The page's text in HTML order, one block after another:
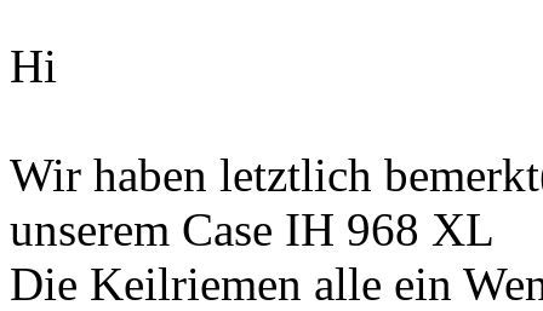
Hi
Wir haben letztlich
unserem Case IH 968 XL
Die Keilriemen alle ein